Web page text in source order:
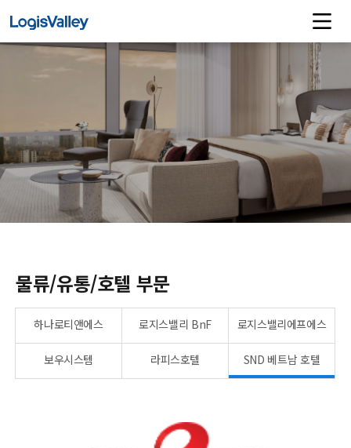
물류/유통/호텔 부문
하나로티앤에스 로지스밸리 BnF 로지스밸리에프에스
보우시스템 라피스호텔 SND 베트남 호텔